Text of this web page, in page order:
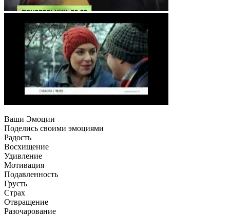
Ваши Эмоции
Поделись своими эмоциями
Радость
Восхищение
Удивление
Мотивация
Подавленность
Грусть
Страх
Отвращение
Разочарование